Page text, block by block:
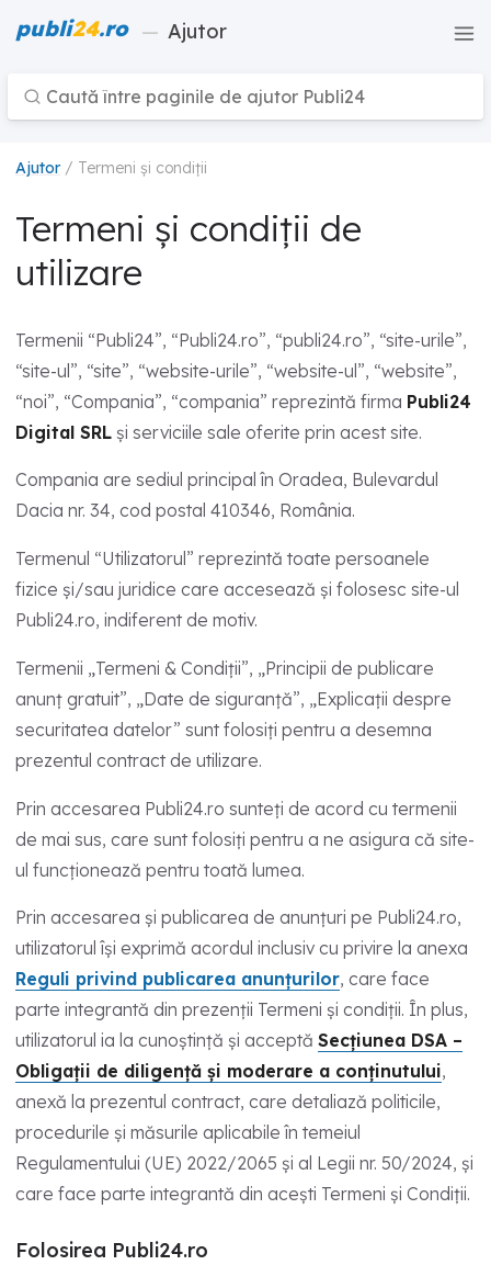
publi24.ro — Ajutor
Ajutor / Termeni și condiții
Termeni și condiții de
utilizare
Termenii “Publi24”, “Publi24.ro”, “publi24.ro”, “site-urile”,
“site-ul”, “site”, “website-urile”, “website-ul”, “website”,
“noi”, “Compania”, “compania” reprezintă firma Publi24
Digital SRL și serviciile sale oferite prin acest site.
Compania are sediul principal în Oradea, Bulevardul
Dacia nr. 34, cod postal 410346, România.
Termenul “Utilizatorul” reprezintă toate persoanele
fizice și/sau juridice care accesează și folosesc site-ul
Publi24.ro, indiferent de motiv.
Termenii „Termeni & Condiții”, „Principii de publicare
anunț gratuit”, „Date de siguranță”, „Explicații despre
securitatea datelor” sunt folosiți pentru a desemna
prezentul contract de utilizare.
Prin accesarea Publi24.ro sunteți de acord cu termenii
de mai sus, care sunt folosiți pentru a ne asigura că site-
ul funcționează pentru toată lumea.
Prin accesarea și publicarea de anunțuri pe Publi24.ro,
utilizatorul își exprimă acordul inclusiv cu privire la anexa
Reguli privind publicarea anunțurilor, care face
parte integrantă din prezenții Termeni și condiții. În plus,
utilizatorul ia la cunoștință și acceptă Secțiunea DSA –
Obligații de diligență și moderare a conținutului,
anexă la prezentul contract, care detaliază politicile,
procedurile și măsurile aplicabile în temeiul
Regulamentului (UE) 2022/2065 și al Legii nr. 50/2024, și
care face parte integrantă din acești Termeni și Condiții.
Folosirea Publi24.ro